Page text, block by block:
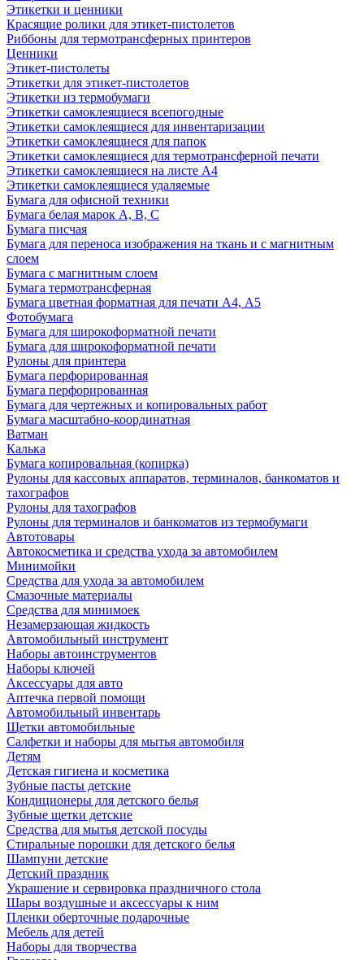
Этикетки и ценники
Красящие ролики для этикет-пистолетов
Риббоны для термотрансферных принтеров
Ценники
Этикет-пистолеты
Этикетки для этикет-пистолетов
Этикетки из термобумаги
Этикетки самоклеящиеся всепогодные
Этикетки самоклеящиеся для инвентаризации
Этикетки самоклеящиеся для папок
Этикетки самоклеящиеся для термотрансферной печати
Этикетки самоклеящиеся на листе А4
Этикетки самоклеящиеся удаляемые
Бумага для офисной техники
Бумага белая марок А, В, С
Бумага писчая
Бумага для переноса изображения на ткань и с магнитным
слоем
Бумага с магнитным слоем
Бумага термотрансферная
Бумага цветная форматная для печати А4, А5
Фотобумага
Бумага для широкоформатной печати
Бумага для широкоформатной печати
Рулоны для принтера
Бумага перфорированная
Бумага перфорированная
Бумага для чертежных и копировальных работ
Бумага масштабно-координатная
Ватман
Калька
Бумага копировальная (копирка)
Рулоны для кассовых аппаратов, терминалов, банкоматов и
тахографов
Рулоны для тахографов
Рулоны для терминалов и банкоматов из термобумаги
Автотовары
Автокосметика и средства ухода за автомобилем
Минимойки
Средства для ухода за автомобилем
Смазочные материалы
Средства для минимоек
Незамерзающая жидкость
Автомобильный инструмент
Наборы автоинструментов
Наборы ключей
Аксессуары для авто
Аптечка первой помощи
Автомобильный инвентарь
Щетки автомобильные
Салфетки и наборы для мытья автомобиля
Детям
Детская гигиена и косметика
Зубные пасты детские
Кондиционеры для детского белья
Зубные щетки детские
Средства для мытья детской посуды
Стиральные порошки для детского белья
Шампуни детские
Детский праздник
Украшение и сервировка праздничного стола
Шары воздушные и аксессуары к ним
Пленки оберточные подарочные
Мебель для детей
Наборы для творчества